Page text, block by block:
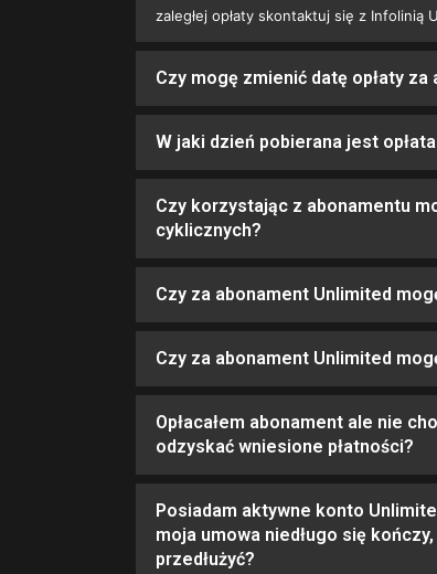
zaległej opłaty skontaktuj się z Infolinią
Czy mogę zmienić datę opłaty
W jaki dzień pobierana jest
Czy korzystając z abonamentu
cyklicznych?
Czy za abonament Unlimited
Czy za abonament Unlimited
Opłacałem abonament ale nie
odzyskać wniesione płatności?
Posiadam aktywne konto
moja umowa niedługo się
przedłużyć?